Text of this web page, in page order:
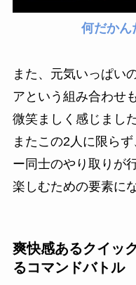
何だかん
また、元気いっぱい
アという組み合わせ
微笑ましく感じました
またこの2人に限ら
ー同士のやり取りが
楽しむための要素に
爽快感あるクイッ
るコマンドバトル